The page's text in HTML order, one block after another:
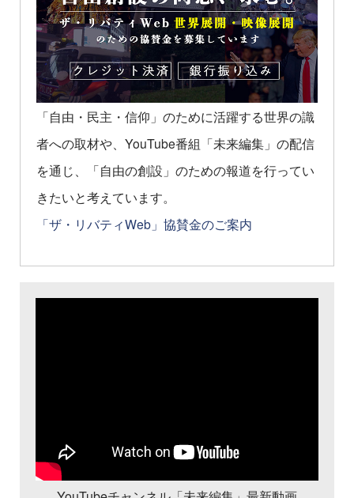
「自由・民主・信仰」のために活躍する世界の識
者への取材や、YouTube番組「未来編集」の配信
を通じ、「自由の創設」のための報道を行ってい
きたいと考えています。
「ザ・リバティWeb」協賛金のご案内